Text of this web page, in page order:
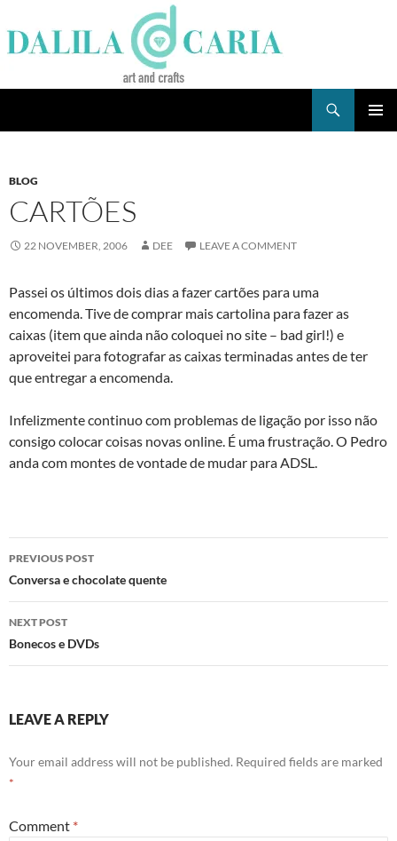
to
content
BLOG
CARTÕES
22 NOVEMBER, 2006 DEE LEAVE A COMMENT
Passei os últimos dois dias a fazer cartões para uma
encomenda. Tive de comprar mais cartolina para fazer as
caixas (item que ainda não coloquei no site – bad girl!) e
aproveitei para fotografar as caixas terminadas antes de ter
que entregar a encomenda.
Infelizmente continuo com problemas de ligação por isso não
consigo colocar coisas novas online. É uma frustração. O Pedro
anda com montes de vontade de mudar para ADSL.
Post
navigation
PREVIOUS POST
Conversa e chocolate quente
NEXT POST
Bonecos e DVDs
LEAVE A REPLY
Your email address will not be published. Required fields are marked
*
Comment *